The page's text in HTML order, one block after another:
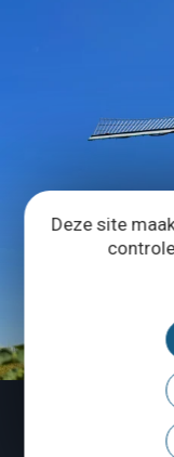
Deze site